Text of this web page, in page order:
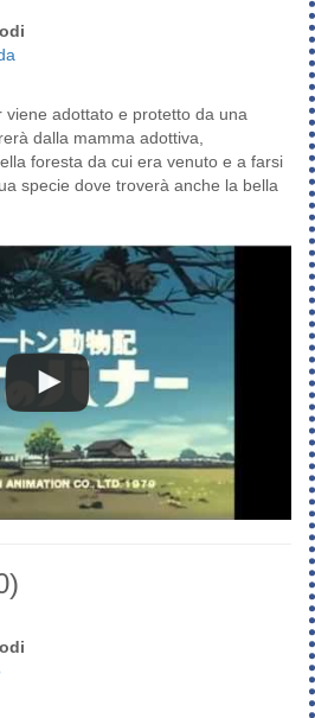
viene adottato e protetto da una
dalla mamma adottiva,
foresta da cui era venuto e a farsi
specie dove troverà anche la bella